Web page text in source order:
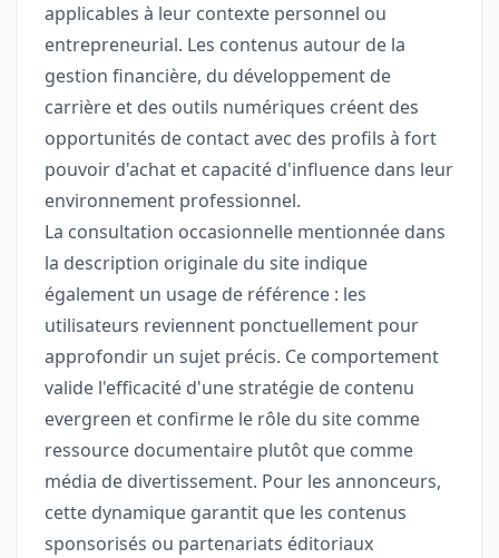
applicables à leur contexte personnel ou
entrepreneurial. Les contenus autour de la
gestion financière, du développement de
carrière et des outils numériques créent des
opportunités de contact avec des profils à fort
pouvoir d'achat et capacité d'influence dans leur
environnement professionnel.
La consultation occasionnelle mentionnée dans
la description originale du site indique
également un usage de référence : les
utilisateurs reviennent ponctuellement pour
approfondir un sujet précis. Ce comportement
valide l'efficacité d'une stratégie de contenu
evergreen et confirme le rôle du site comme
ressource documentaire plutôt que comme
média de divertissement. Pour les annonceurs,
cette dynamique garantit que les contenus
sponsorisés ou partenariats éditoriaux